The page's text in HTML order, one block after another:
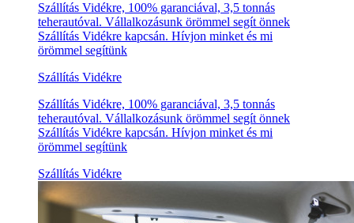
Szállítás Vidékre, 100% garanciával, 3,5 tonnás
teherautóval. Vállalkozásunk örömmel segít önnek
Szállítás Vidékre kapcsán. Hívjon minket és mi
örömmel segítünk
Szállítás Vidékre
Szállítás Vidékre, 100% garanciával, 3,5 tonnás
teherautóval. Vállalkozásunk örömmel segít önnek
Szállítás Vidékre kapcsán. Hívjon minket és mi
örömmel segítünk
Szállítás Vidékre